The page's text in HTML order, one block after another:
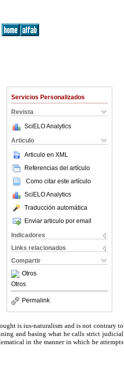
Servicios Personalizados
Revista
SciELO Analytics
Articulo
Articulo en XML
Referencias del artículo
Como citar este artículo
SciELO Analytics
Traducción automática
Enviar articulo por email
Indicadores
Links relacionados
Compartir
Otros
Otros
Permalink
is ius-naturalism and is not contrary to
and basing what he calls strict judicial
in the manner in which he attempts